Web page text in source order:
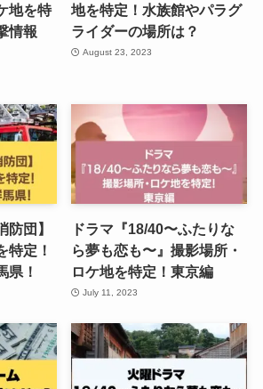
地を特
情報
地を特定！水族館やパラグ
ライダーの場所は？
August 23, 2023
防団】
特定！
県！
ドラマ『18/40〜ふたりな
ら夢も恋も〜』撮影場所・
ロケ地を特定！東京編
July 11, 2023